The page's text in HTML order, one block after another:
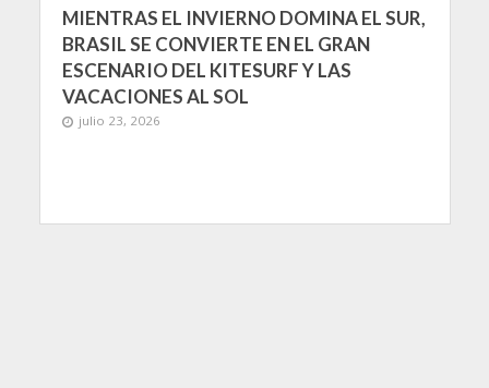
MIENTRAS EL INVIERNO DOMINA EL SUR,
BRASIL SE CONVIERTE EN EL GRAN
ESCENARIO DEL KITESURF Y LAS
VACACIONES AL SOL
julio 23, 2026